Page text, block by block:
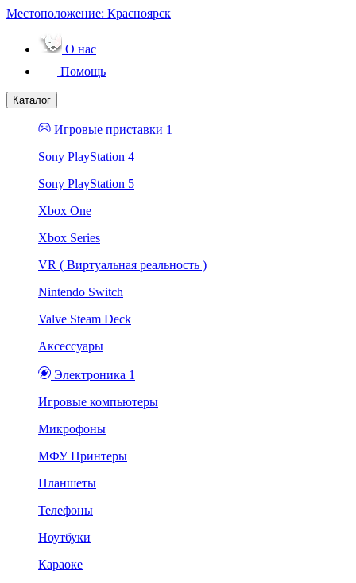
Местоположение: Красноярск
О нас
Помощь
Каталог
Игровые приставки 1
Sony PlayStation 4
Sony PlayStation 5
Xbox One
Xbox Series
VR ( Виртуальная реальность )
Nintendo Switch
Valve Steam Deck
Аксессуары
Электроника 1
Игровые компьютеры
Микрофоны
МФУ Принтеры
Планшеты
Телефоны
Ноутбуки
Караоке